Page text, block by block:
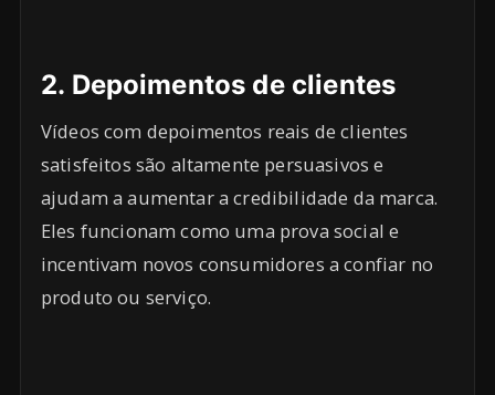
2. Depoimentos de clientes
Vídeos com depoimentos reais de clientes
satisfeitos são altamente persuasivos e
ajudam a aumentar a credibilidade da marca.
Eles funcionam como uma prova social e
incentivam novos consumidores a confiar no
produto ou serviço.